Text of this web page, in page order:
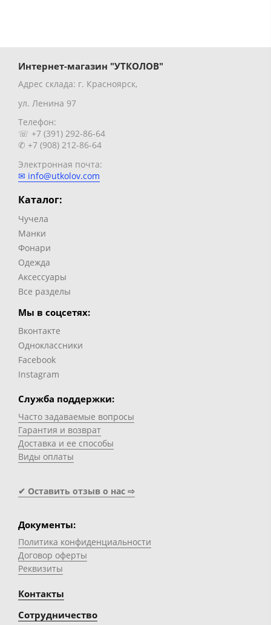
Интернет-магазин "УТКОЛОВ"
Адрес склада: г. Красноярск,
ул. Ленина 97
Телефон:
☏ +7 (391) 292-86-64
✆ +7 (908) 212-86-64
Электронная почта:
✉ info@utkolov.com
Каталог:
Чучела
Манки
Фонари
Одежда
Аксессуары
Все разделы
Мы в соцсетях:
Вконтакте
Одноклассники
Facebook
Instagram
Служба поддержки:
Часто задаваемые вопросы
Гарантия и возврат
Доставка и ее способы
Виды оплаты
✔ Оставить отзыв о нас ⇨
Документы:
Политика конфиденциальности
Договор оферты
Реквизиты
Контакты
Сотрудничество